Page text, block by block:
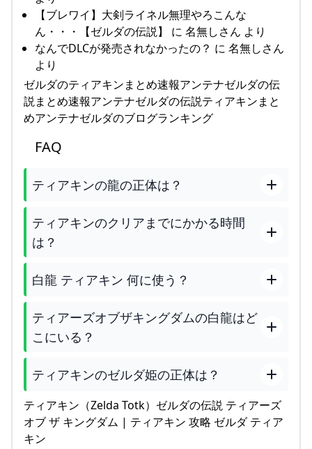
【ブレワイ】大剣ライネル無理やろこんな
ん・・・【ゼルダの伝説】 に 名無しさん より
なんでDLCが発売されなかったの？ に 名無しさん
より
ゼルダのティアキンまとめ速報アンテナゼルダの伝
説まとめ速報アンテナゼルダの伝説ティアキンまと
めアンテナゼルダのブログランキング
FAQ
ティアキンの龍の正体は？
ティアキンのクリアまでにかかる時間
は？
白龍 ティアキン 何に使う？
ティアーズオブザキングダムの白龍はど
こにいる？
ティアキンのゼルダ姫の正体は？
ティアキン（Zelda Totk）ゼルダの伝説 ティアーズ
オブ ザ キングダム | ティアキン 攻略 ゼルダ ティア
キン